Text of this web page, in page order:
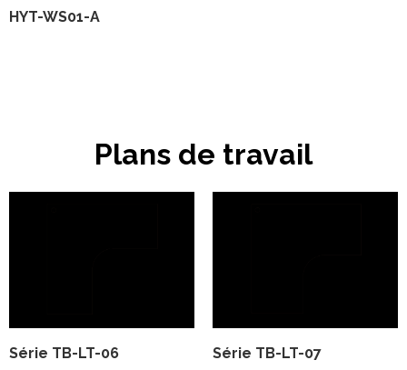
HYT-WS01-A
Plans de travail
Série TB-LT-06 Série TB-LT-07